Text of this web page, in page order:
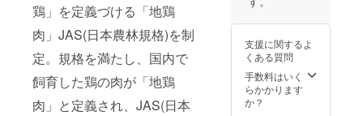
鶏」を定義づける「地鶏
肉」JAS(日本農林規格)を制
定。規格を満たし、国内で
飼育した鶏の肉が「地鶏
肉」と定義され、JAS(日本
ギー
169kcal
たんぱ
く質
4.3g 脂
質5.6g
表
示】
鶏肉 ◆
商品
名：阿
波尾鶏
示】
鶏肉 ◆
商品
名：阿
波尾鶏
むね切
材料
もも肉
（徳島
県産）
【アレ
ルギー
支援に関するよ
くある質問
手数料はいく
らかかります
か？